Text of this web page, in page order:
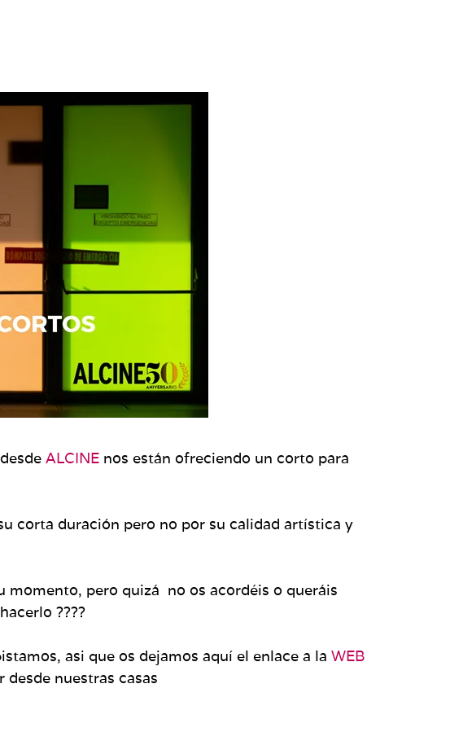
ALCINE nos están ofreciendo un corto para
corta duración pero no por su calidad artística y
momento, pero quizá no os acordéis o queráis
????
asi que os dejamos aquí el enlace a la WEB
nuestras casas